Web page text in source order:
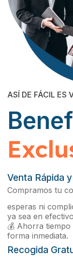
ASÍ DE FÁCIL ES
Venta Rápida
Compramos tu
esperas ni
ya sea en
💰 Ahorra
forma inmediata.
Recogida